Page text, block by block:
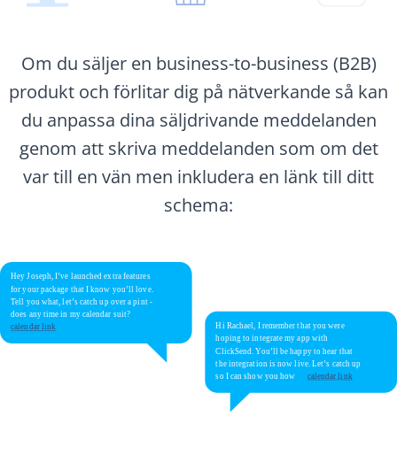
Om du säljer en business-to-business (B2B)
produkt och förlitar dig på nätverkande så kan
du anpassa dina säljdrivande meddelanden
genom att skriva meddelanden som om det
var till en vän men inkludera en länk till ditt
schema: